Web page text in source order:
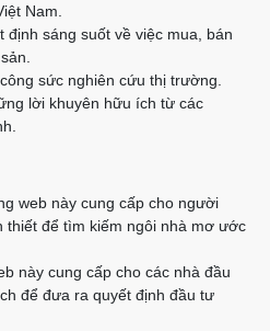
Nam.
định sáng suốt về việc mua, bán
sức nghiên cứu thị trường.
lời khuyên hữu ích từ các
web này cung cấp cho người
thiết để tìm kiếm ngôi nhà mơ ước
này cung cấp cho các nhà đầu
để đưa ra quyết định đầu tư